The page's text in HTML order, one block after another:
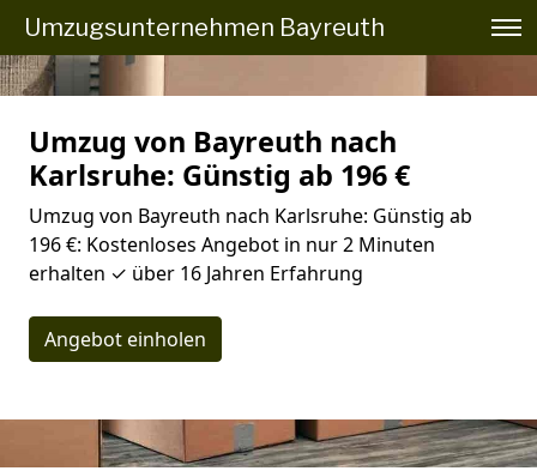
Umzugsunternehmen Bayreuth
Umzug von Bayreuth nach
Karlsruhe: Günstig ab 196 €
Umzug von Bayreuth nach Karlsruhe: Günstig ab
196 €: Kostenloses Angebot in nur 2 Minuten
erhalten ✓ über 16 Jahren Erfahrung
Angebot einholen